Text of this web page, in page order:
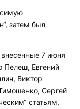
затем был
7 июня
Пелеш, Евгений
Виктор
Сергей
статьям,